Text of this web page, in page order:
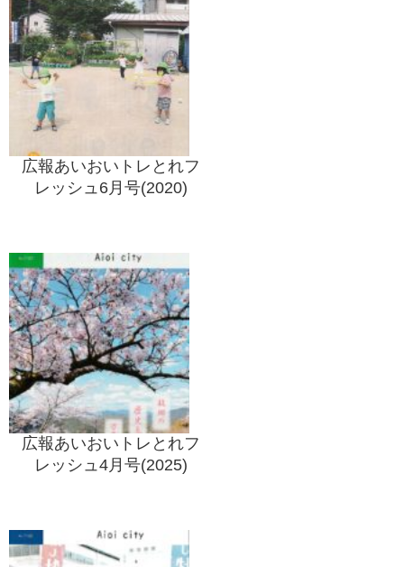
広報あいおいトレとれフ
レッシュ6月号(2020)
広報あいおいトレとれフ
レッシュ4月号(2025)